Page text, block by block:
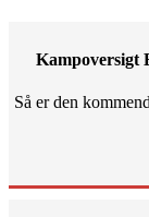
Kampoversigt
Så er den